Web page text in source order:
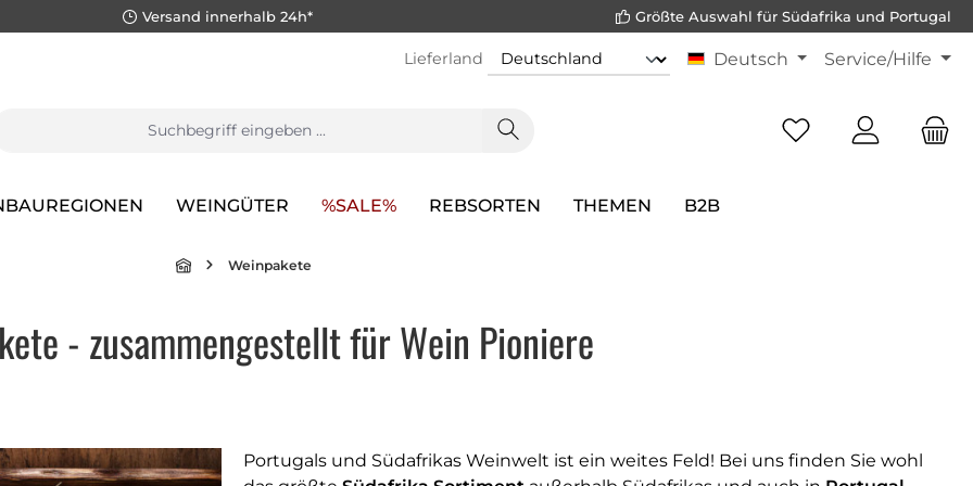
Versand innerhalb 24h* Größte Auswahl für Südafrika und Portugal
Lieferland Deutsch Service/Hilfe
WEINGÜTER %SALE% REBSORTEN THEMEN B2B
Weinpakete
- zusammengestellt für Wein Pioniere
Portugals und Südafrikas Weinwelt ist ein weites Feld! Bei uns finden Sie wohl